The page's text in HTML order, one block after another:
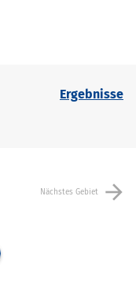
Ergebnisse
Nächstes Gebiet arrow_forward